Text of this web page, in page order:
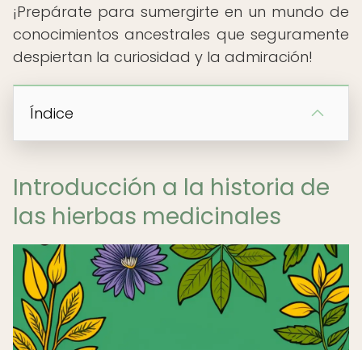
¡Prepárate para sumergirte en un mundo de
conocimientos ancestrales que seguramente
despiertan la curiosidad y la admiración!
Índice
Introducción a la historia de
las hierbas medicinales